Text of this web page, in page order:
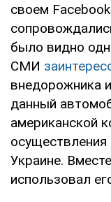
своем
было видно
СМИ
внедорожника
данный
американской
осуществления
Украине.
использовал